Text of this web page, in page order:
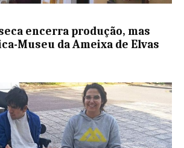
encerra produção, mas
Museu da Ameixa de Elvas